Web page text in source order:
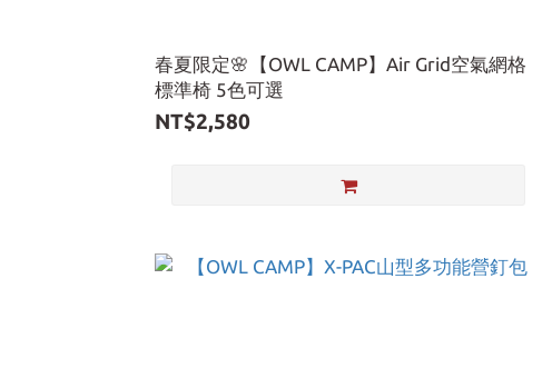
春夏限定🌸【OWL CAMP】Air Grid空氣網格
標準椅 5色可選
NT$2,580